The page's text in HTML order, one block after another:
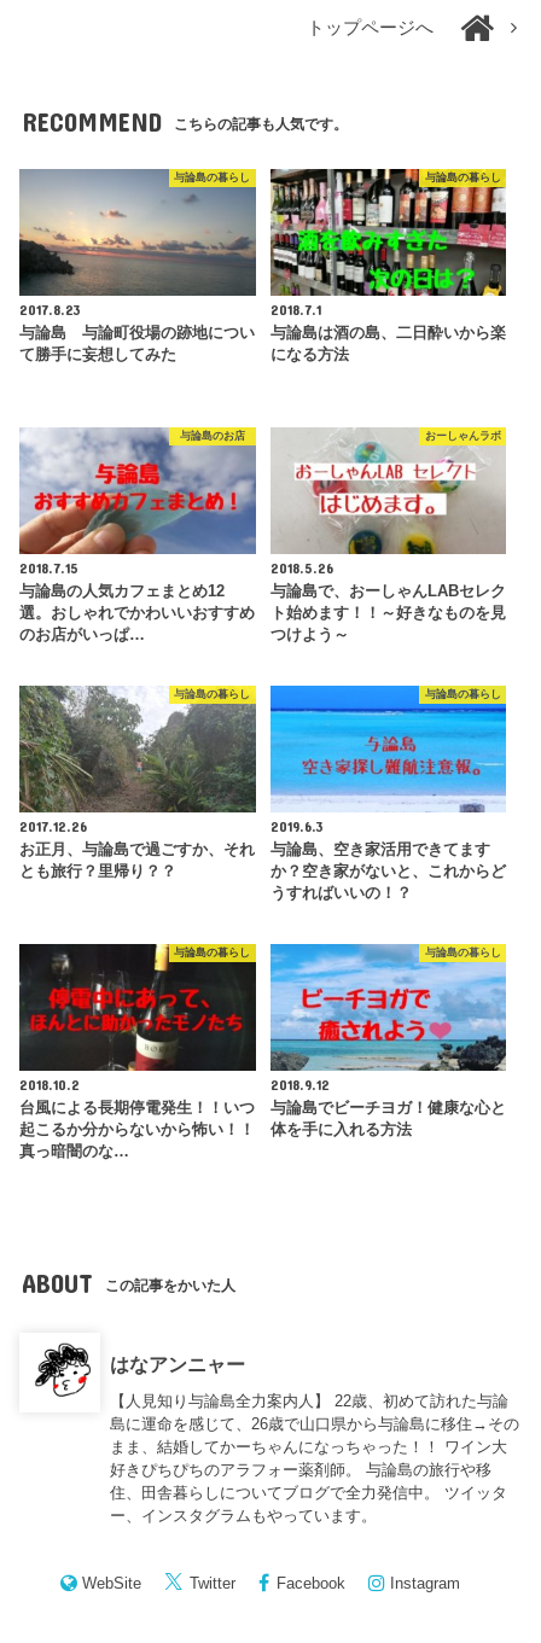
トップページへ
RECOMMEND こちらの記事も人気です。
与論島の暮らし
2017.8.23
与論島 与論町役場の跡地につい
て勝手に妄想してみた
与論島の暮らし
2018.7.1
与論島は酒の島、二日酔いから楽
になる方法
与論島のお店
2018.7.15
与論島の人気カフェまとめ12
選。おしゃれでかわいいおすすめ
のお店がいっぱ…
おーしゃんラボ
2018.5.26
与論島で、おーしゃんLABセレク
ト始めます！！～好きなものを見
つけよう～
与論島の暮らし
2017.12.26
お正月、与論島で過ごすか、それ
とも旅行？里帰り？？
与論島の暮らし
2019.6.3
与論島、空き家活用できてます
か？空き家がないと、これからど
うすればいいの！？
与論島の暮らし
2018.10.2
台風による長期停電発生！！いつ
起こるか分からないから怖い！！
真っ暗闇のな…
与論島の暮らし
2018.9.12
与論島でビーチヨガ！健康な心と
体を手に入れる方法
ABOUT この記事をかいた人
はなアンニャー
【人見知り与論島全力案内人】 22歳、初めて訪れた与論
島に運命を感じて、26歳で山口県から与論島に移住→その
まま、結婚してかーちゃんになっちゃった！！ ワイン大
好きぴちぴちのアラフォー薬剤師。 与論島の旅行や移
住、田舎暮らしについてブログで全力発信中。 ツイッタ
ー、インスタグラムもやっています。
WebSite Twitter Facebook Instagram